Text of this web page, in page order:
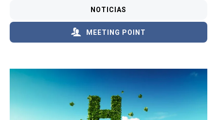
NOTICIAS
MEETING POINT